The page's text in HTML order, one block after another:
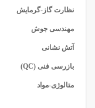
نظارت گاز-گرمایش
مهندسی جوش
آتش نشانی
بازرسی فنی (QC)
متالوژی-مواد